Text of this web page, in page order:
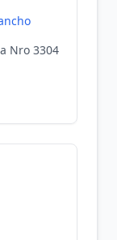
Nro 3304